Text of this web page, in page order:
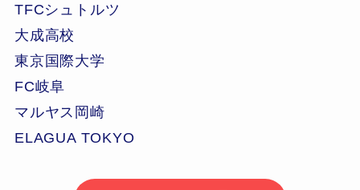
TFCシュトルツ
大成高校
東京国際大学
FC岐阜
マルヤス岡崎
ELAGUA TOKYO